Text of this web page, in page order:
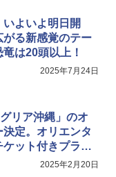
いよいよ明日開
る新感覚のテー
は20頭以上！
2025年7月24日
リア沖縄」のオ
定。オリエンタ
ット付きプラン
2025年2月20日